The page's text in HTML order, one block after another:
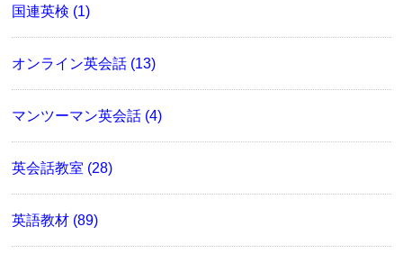
国連英検 (1)
オンライン英会話 (13)
マンツーマン英会話 (4)
英会話教室 (28)
英語教材 (89)